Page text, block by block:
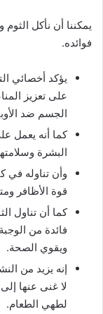
يمكننا أن نأكل
فوائده.
يؤكد أخصائي
على تعزيز
الجسم ضد
كما أنه يعمل
البشرة
وأن تناوله في
قوة الأظافر
كما أن تناول
فائدة من
ويقوي الصحة.
إنه يزيد من
لا غنى عنها
لطهي الطعام.